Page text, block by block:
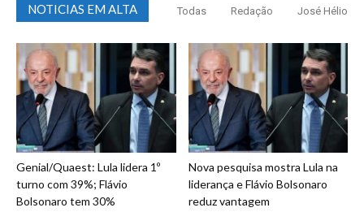
NOTICIAS EM ALTA Todas Redação José Hélio
Genial/Quaest: Lula lidera 1º
turno com 39%; Flávio
Bolsonaro tem 30%
Nova pesquisa mostra Lula na
liderança e Flávio Bolsonaro
reduz vantagem